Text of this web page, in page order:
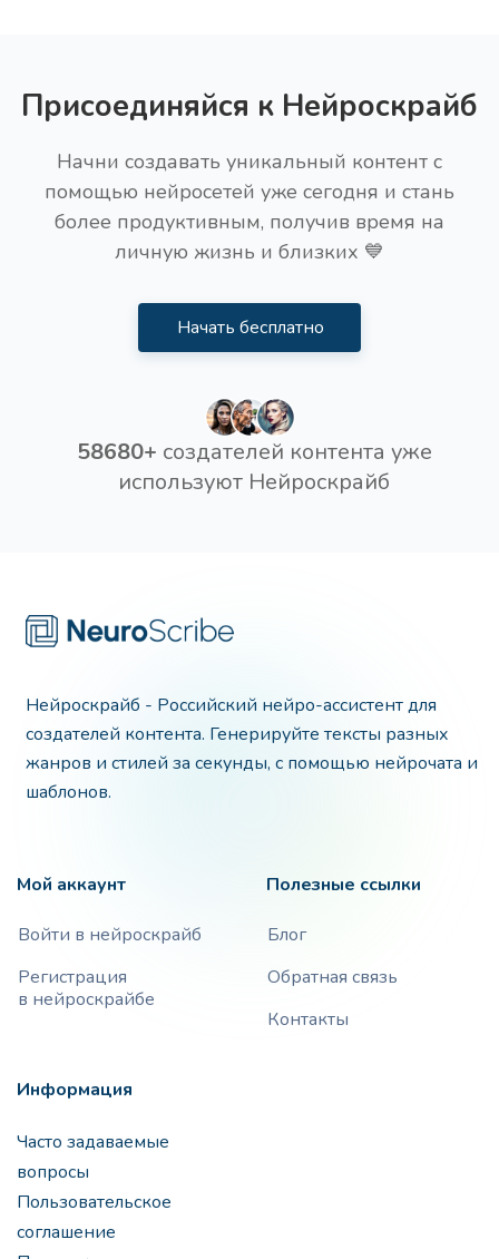
Присоединяйся к Нейроскрайб
Начни создавать уникальный контент с
помощью нейросетей уже сегодня и стань
более продуктивным, получив время на
личную жизнь и близких 💙
Начать бесплатно
58680+ создателей контента уже
используют Нейроскрайб
Нейроскрайб - Российский нейро-ассистент для
создателей контента. Генерируйте тексты разных
жанров и стилей за секунды, с помощью нейрочата и
шаблонов.
Мой аккаунт
Войти в нейроскрайб
Регистрация
в нейроскрайбе
Полезные ссылки
Блог
Обратная связь
Контакты
Информация
Часто задаваемые
вопросы
Пользовательское
соглашение